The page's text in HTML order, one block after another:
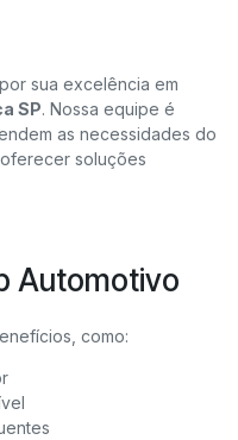
sua excelência em
SP. Nossa equipe é
as necessidades do
soluções
Automotivo
como: